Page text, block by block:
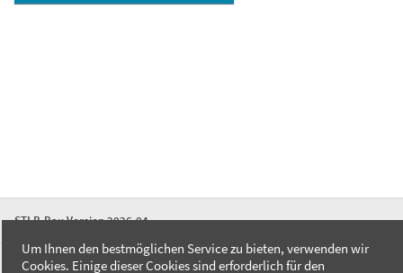
STLB-Bau Version 2026-04
FAQ
Um Ihnen den bestmöglichen Service zu bieten, verwenden wir
Cookies. Einige dieser Cookies sind erforderlich für den